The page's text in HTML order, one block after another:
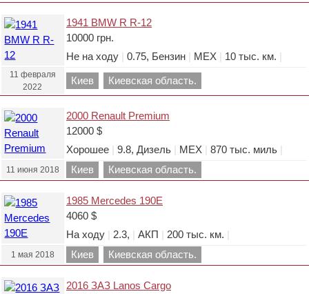
1941 BMW R R-12
10000 грн.
Не на ходу
0.75, Бензин МЕХ 10 тыс. км.
11 февраля
2022
Киев Киевская область.
2000 Renault Premium
12000 $
Хорошее
9.8, Дизель МЕХ 870 тыс. миль
11 июня 2018 Киев Киевская область.
1985 Mercedes 190E
4060 $
На ходу
2.3, АКП 200 тыс. км.
1 мая 2018 Киев Киевская область.
2016 ЗАЗ Lanos Cargo